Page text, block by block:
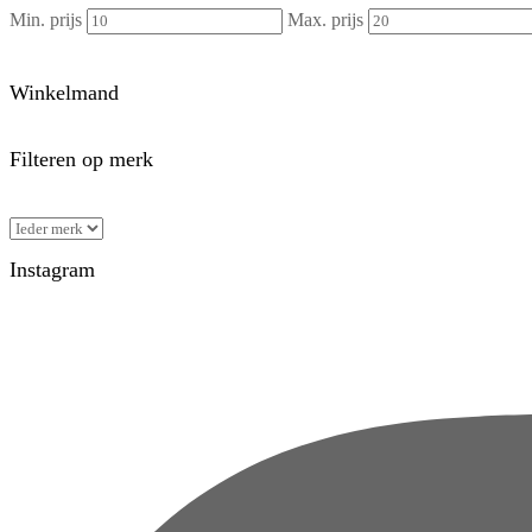
Min. prijs Max. prijs
Winkelmand
Filteren op merk
Instagram